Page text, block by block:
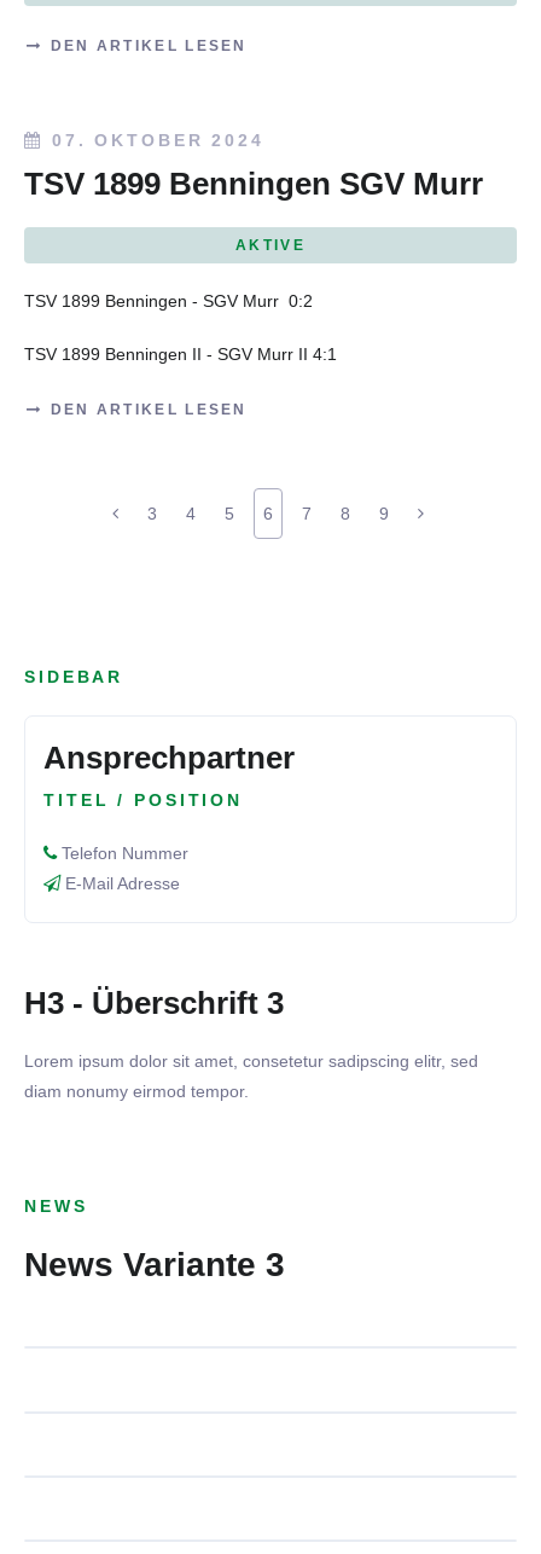
DEN ARTIKEL LESEN
07. OKTOBER 2024
TSV 1899 Benningen SGV Murr
AKTIVE
TSV 1899 Benningen - SGV Murr 0:2
TSV 1899 Benningen II - SGV Murr II 4:1
DEN ARTIKEL LESEN
3 4 5 6 7 8 9
SIDEBAR
Ansprechpartner
TITEL / POSITION
Telefon Nummer
E-Mail Adresse
H3 - Überschrift 3
Lorem ipsum dolor sit amet, consetetur sadipscing elitr, sed
diam nonumy eirmod tempor.
NEWS
News Variante 3
29. NOVEMBER 2023